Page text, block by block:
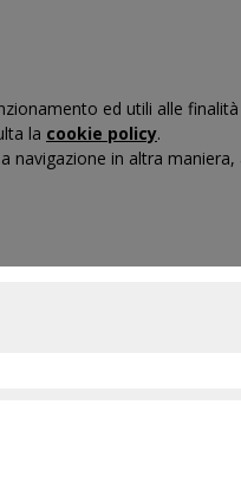
ed utili alle
la cookie policy.
in altra maniera,